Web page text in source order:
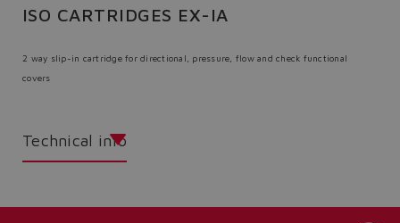
ISO CARTRIDGES EX-IA
2 way slip-in cartridge for directional, pressure, flow and check functional
covers
Technical info